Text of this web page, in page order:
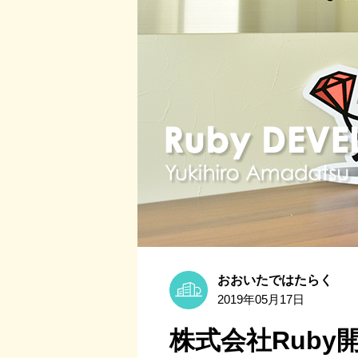
おおいたではたらく
2019年05月17日
株式会社Ruby